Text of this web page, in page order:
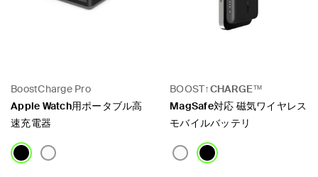
BoostCharge Pro
Apple Watch用ポータブル高
速充電器
BOOST↑CHARGE™
MagSafe対応 磁気ワイヤレス
モバイルバッテリ